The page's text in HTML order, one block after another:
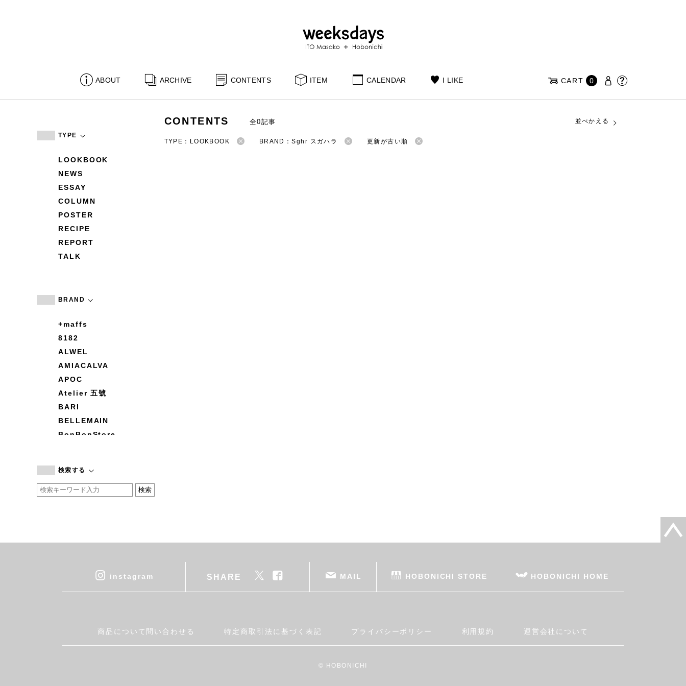
ABOUT ARCHIVE CONTENTS ITEM CALENDAR I LIKE CART 0
TYPE
LOOKBOOK
NEWS
ESSAY
COLUMN
POSTER
RECIPE
REPORT
TALK
BRAND
+maffs
8182
ALWEL
AMIACALVA
APOC
Atelier 五號
BARI
BELLEMAIN
BonBonStore
by basics
CATWORTH
cohan
DEAN & DELUCA
Fatima Morocco
検索する
CONTENTS 全0記事 並べかえる
TYPE：LOOKBOOK BRAND：Sghr スガハラ 更新が古い順
instagram SHARE MAIL HOBONICHI STORE HOBONICHI HOME
商品について問い合わせる 特定商取引法に基づく表記 プライバシーポリシー 利用規約 運営会社について
© HOBONICHI